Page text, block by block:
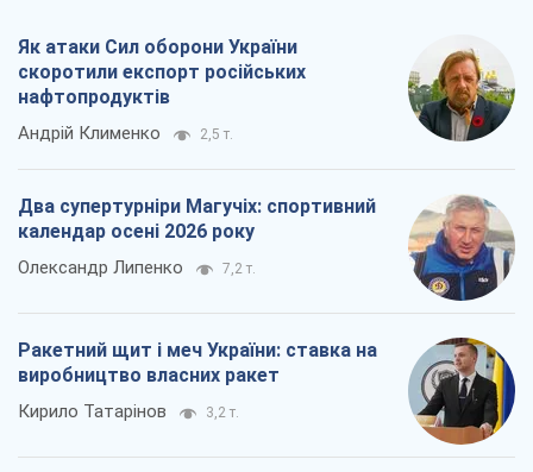
Як атаки Сил оборони України
скоротили експорт російських
нафтопродуктів
Андрій Клименко 2,5 т.
Два супертурніри Магучіх: спортивний
календар осені 2026 року
Олександр Липенко 7,2 т.
Ракетний щит і меч України: ставка на
виробництво власних ракет
Кирило Татарінов 3,2 т.